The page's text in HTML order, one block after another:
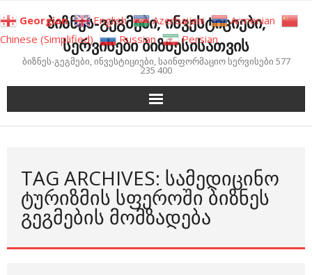
to
content
ბიზნეს-გეგმები, ინვესტიციები,
სერვისები ბიზნესისათვის
ბიზნეს-გეგმები, ინვესტიციები, საინფორმაციო სერვისები 577
235 400
TAG ARCHIVES: ᲡᲐᲛᲔᲓᲘᲪᲘᲜᲝ
ᲢᲣᲠᲘᲖᲛᲘᲡ ᲡᲤᲔᲠᲝᲨᲘ ᲑᲘᲖᲜᲔᲡ
ᲒᲔᲒᲛᲔᲑᲘᲡ ᲛᲝᲛᲖᲐᲓᲔᲑᲐ
Georgian English Azerbaijani
Armenian
Chinese (Simplified)
Russian Persian